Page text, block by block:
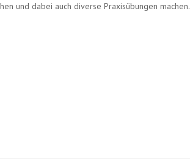
und dabei auch diverse Praxisübungen machen.